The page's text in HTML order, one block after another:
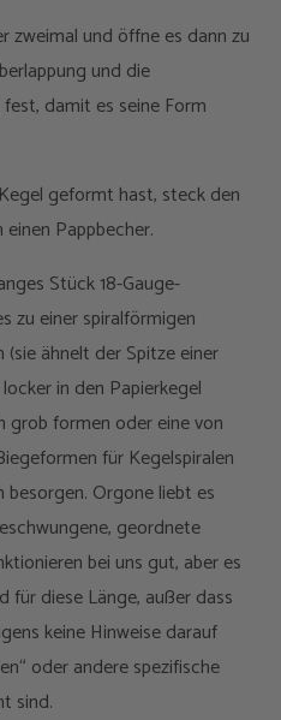
zweimal und öffne es dann zu
und die
damit es seine Form
geformt hast, steck den
Pappbecher.
Stück 18-Gauge-
zu einer spiralförmigen
(sie ähnelt der Spitze einer
in den Papierkegel
grob formen oder eine von
für Kegelspiralen
Orgone liebt es
geordnete
bei uns gut, aber es
für diese Länge, außer dass
keine Hinweise darauf
oder andere spezifische
sind.